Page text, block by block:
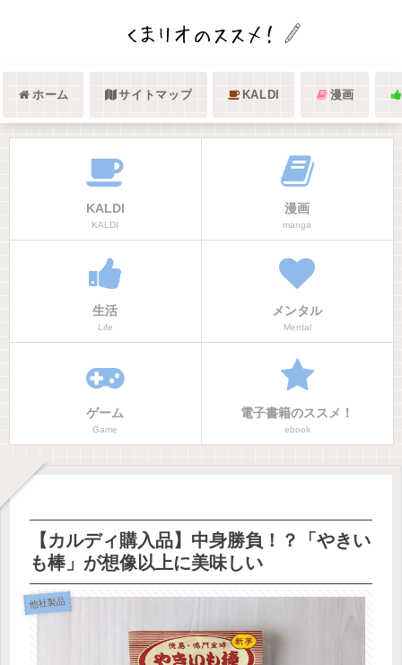
ホーム サイトマップ KALDI 漫画
KALDI
KALDI
漫画
manga
生活
Life
メンタル
Mental
ゲーム
Game
電子書籍のススメ！
ebook
【カルディ購入品】中身勝負！？「やきい
も棒」が想像以上に美味しい
他社製品